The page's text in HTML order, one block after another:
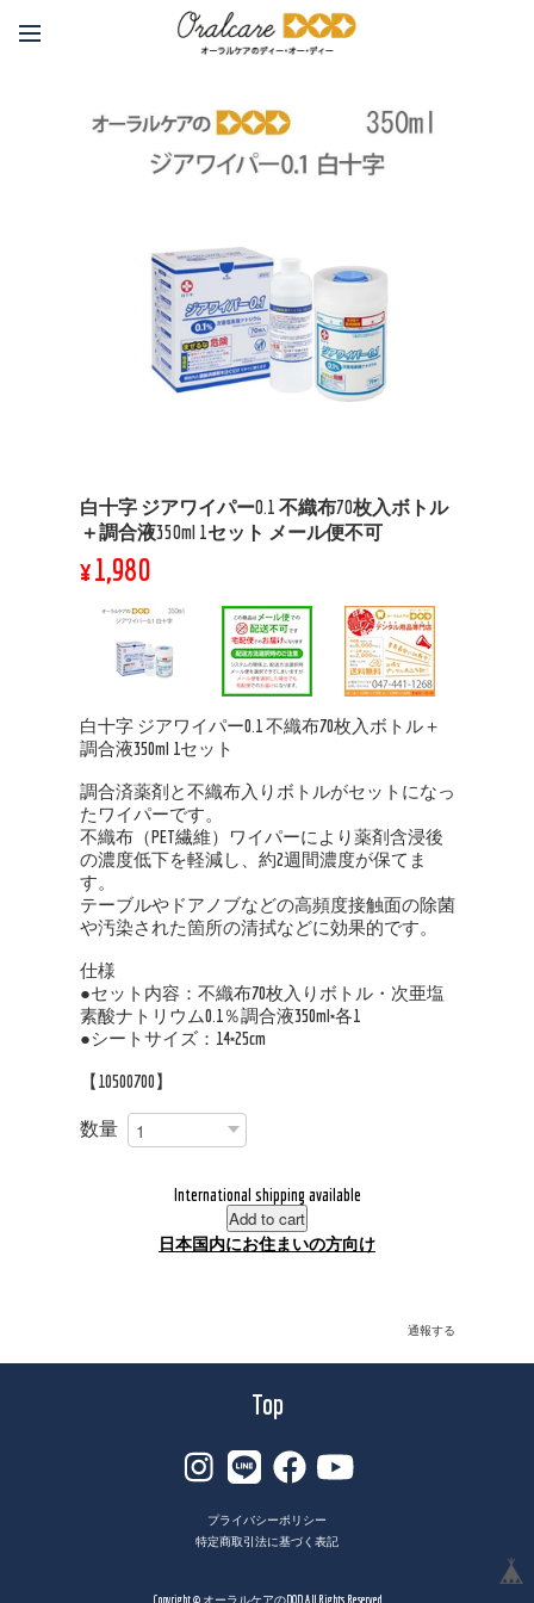
白十字 ジアワイパー0.1 不織布70枚入ボトル
＋調合液350ml 1セット メール便不可
¥1,980
白十字 ジアワイパー0.1 不織布70枚入ボトル＋
調合液350ml 1セット
調合済薬剤と不織布入りボトルがセットになっ
たワイパーです。
不織布（PET繊維）ワイパーにより薬剤含浸後
の濃度低下を軽減し、約2週間濃度が保てま
す。
テーブルやドアノブなどの高頻度接触面の除菌
や汚染された箇所の清拭などに効果的です。
仕様
●セット内容：不織布70枚入りボトル・次亜塩
素酸ナトリウム0.1％調合液350ml×各1
●シートサイズ：14×25cm
【10500700】
数量
International shipping available
Add to cart
日本国内にお住まいの方向け
通報する
Top
プライバシーポリシー
特定商取引法に基づく表記